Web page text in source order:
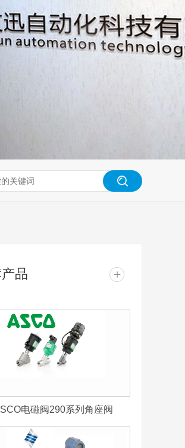
品 +
电磁阀290系列角座阀